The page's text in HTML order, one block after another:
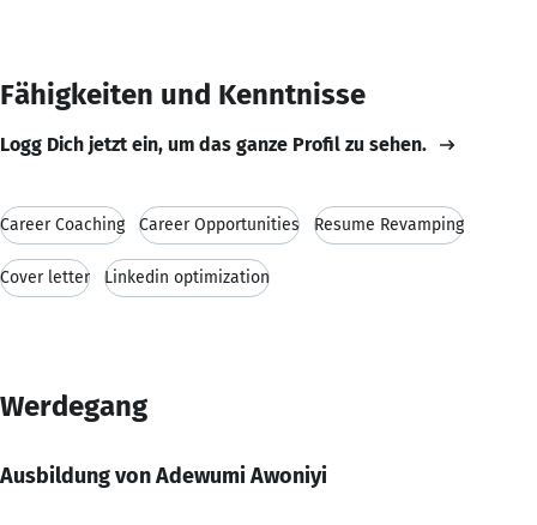
Fähigkeiten und Kenntnisse
Logg Dich jetzt ein, um das ganze Profil zu sehen.
Career Coaching Career Opportunities Resume Revamping
Cover letter Linkedin optimization
Werdegang
Ausbildung von Adewumi Awoniyi